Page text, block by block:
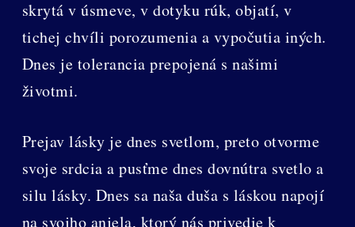
skrytá v úsmeve, v dotyku rúk, objatí, v
tichej chvíli porozumenia a vypočutia iných.
Dnes je tolerancia prepojená s našimi
životmi.
Prejav lásky je dnes svetlom, preto otvorme
svoje srdcia a pusťme dnes dovnútra svetlo a
silu lásky. Dnes sa naša duša s láskou napojí
na svojho anjela, ktorý nás privedie k